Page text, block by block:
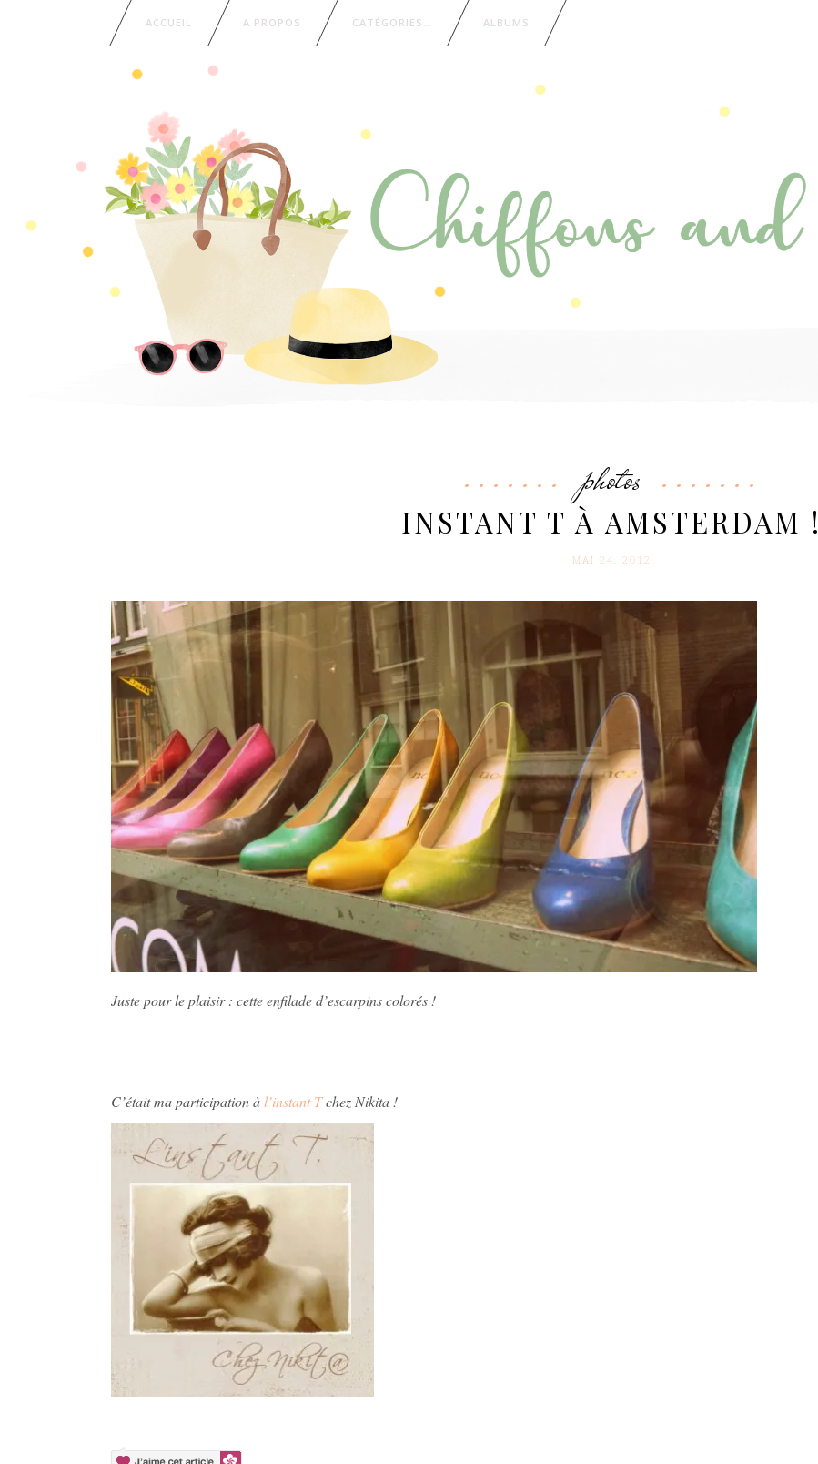
ACCUEIL A PROPOS CATÉGORIES… ALBUMS
photos
INSTANT T À AMSTERDAM !
MAI 24. 2012
Juste pour le plaisir : cette enfilade d’escarpins colorés !
C’était ma participation àl’instant Tchez Nikita !